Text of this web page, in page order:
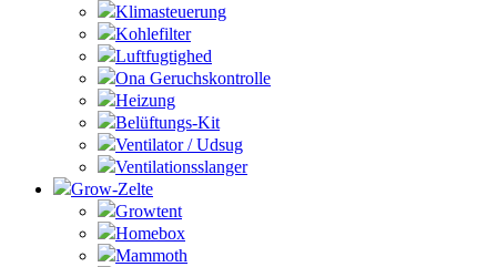
Klimasteuerung
Kohlefilter
Luftfugtighed
Ona Geruchskontrolle
Heizung
Belüftungs-Kit
Ventilator / Udsug
Ventilationsslanger
Grow-Zelte
Growtent
Homebox
Mammoth